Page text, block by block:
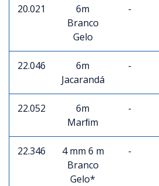
20.021
6m
Branco
Gelo
-
22.046
6m
Jacarandá
-
22.052
6m
Marﬁm
-
22.346
4 mm 6 m
Branco
Gelo*
-